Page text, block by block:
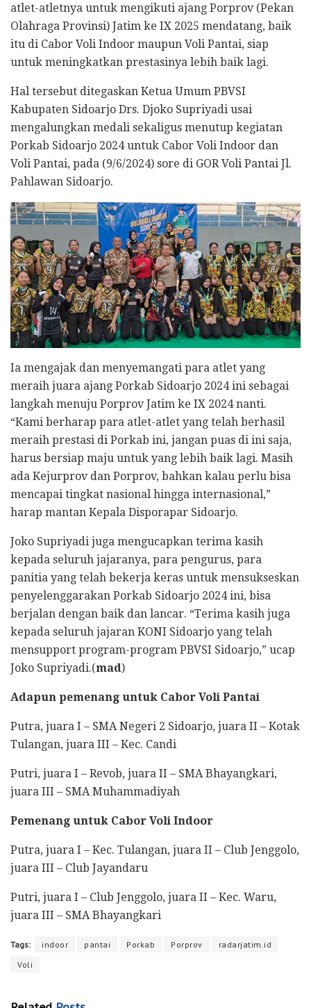
atlet-atletnya untuk mengikuti ajang Porprov (Pekan
Olahraga Provinsi) Jatim ke IX 2025 mendatang, baik
itu di Cabor Voli Indoor maupun Voli Pantai, siap
untuk meningkatkan prestasinya lebih baik lagi.
Hal tersebut ditegaskan Ketua Umum PBVSI
Kabupaten Sidoarjo Drs. Djoko Supriyadi usai
mengalungkan medali sekaligus menutup kegiatan
Porkab Sidoarjo 2024 untuk Cabor Voli Indoor dan
Voli Pantai, pada (9/6/2024) sore di GOR Voli Pantai Jl.
Pahlawan Sidoarjo.
Ia mengajak dan menyemangati para atlet yang
meraih juara ajang Porkab Sidoarjo 2024 ini sebagai
langkah menuju Porprov Jatim ke IX 2024 nanti.
“Kami berharap para atlet-atlet yang telah berhasil
meraih prestasi di Porkab ini, jangan puas di ini saja,
harus bersiap maju untuk yang lebih baik lagi. Masih
ada Kejurprov dan Porprov, bahkan kalau perlu bisa
mencapai tingkat nasional hingga internasional,”
harap mantan Kepala Disporapar Sidoarjo.
Joko Supriyadi juga mengucapkan terima kasih
kepada seluruh jajaranya, para pengurus, para
panitia yang telah bekerja keras untuk mensukseskan
penyelenggarakan Porkab Sidoarjo 2024 ini, bisa
berjalan dengan baik dan lancar. “Terima kasih juga
kepada seluruh jajaran KONI Sidoarjo yang telah
mensupport program-program PBVSI Sidoarjo,” ucap
Joko Supriyadi.(mad)
Adapun pemenang untuk Cabor Voli Pantai
Putra, juara I – SMA Negeri 2 Sidoarjo, juara II – Kotak
Tulangan, juara III – Kec. Candi
Putri, juara I – Revob, juara II – SMA Bhayangkari,
juara III – SMA Muhammadiyah
Pemenang untuk Cabor Voli Indoor
Putra, juara I – Kec. Tulangan, juara II – Club Jenggolo,
juara III – Club Jayandaru
Putri, juara I – Club Jenggolo, juara II – Kec. Waru,
juara III – SMA Bhayangkari
Tags: indoor pantai Porkab Porprov
radarjatim.id
Voli